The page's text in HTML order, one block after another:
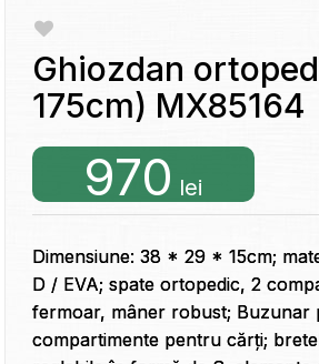
Ghiozdan
175cm) MX85164
970 lei
Dimensiune: 38 * 29 * 15cm;
D / EVA; spate ortopedic, 2
fermoar, mâner robust; Buzunar
compartimente pentru cărți;